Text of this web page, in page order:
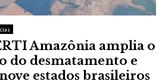
Amazônia amplia o
do desmatamento e
estados brasileiros